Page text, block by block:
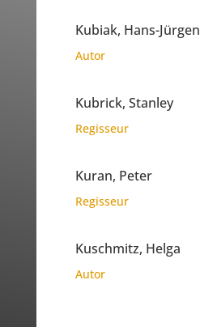
Kubiak, Hans-Jürgen
Autor
Kubrick, Stanley
Regisseur
Kuran, Peter
Regisseur
Kuschmitz, Helga
Autor